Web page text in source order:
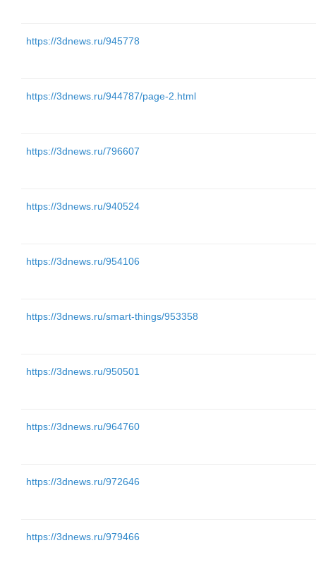
https://3dnews.ru/945778
https://3dnews.ru/944787/page-2.html
https://3dnews.ru/796607
https://3dnews.ru/940524
https://3dnews.ru/954106
https://3dnews.ru/smart-things/953358
https://3dnews.ru/950501
https://3dnews.ru/964760
https://3dnews.ru/972646
https://3dnews.ru/979466